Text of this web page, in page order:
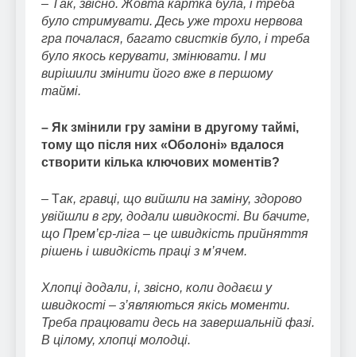
– Так, звісно. Жовта картка була, і треба
було стримувати. Десь уже трохи нервова
гра почалася, багато свистків було, і треба
було якось керувати, змінювати. І ми
вирішили змінити його вже в першому
таймі.
– Як змінили гру заміни в другому таймі,
тому що після них «Оболоні» вдалося
створити кілька ключових моментів?
– Так, гравці, що вийшли на заміну, здорово
увійшли в гру, додали швидкості. Ви бачите,
що Прем’єр-ліга – це швидкість прийняття
рішень і швидкість праці з м’ячем.
Хлопці додали, і, звісно, коли додаєш у
швидкості – з’являються якісь моменти.
Треба працювати десь на завершальній фазі.
В цілому, хлопці молодці.